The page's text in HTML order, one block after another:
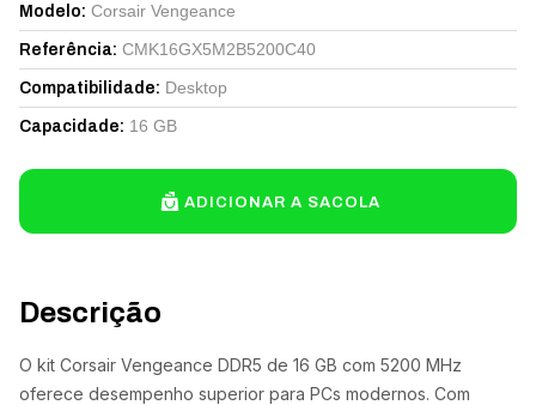
Descrição
O kit Corsair Vengeance DDR5 de 16 GB com 5200 MHz
oferece desempenho superior para PCs modernos. Com
Modelo: Corsair Vengeance
Referência: CMK16GX5M2B5200C40
Compatibilidade: Desktop
Capacidade: 16 GB
ADICIONAR A SACOLA